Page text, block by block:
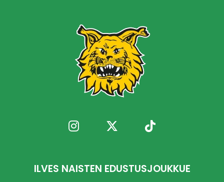
ILVES NAISTEN EDUSTUSJOUKKUE